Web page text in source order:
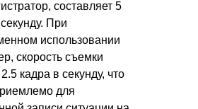
составляет 5
При
использовании
скорость съемки
кадра в секунду, что
для